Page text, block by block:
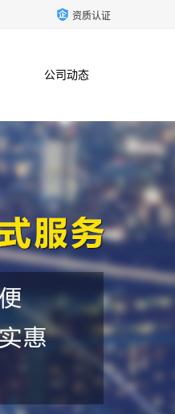
资质认证
公司动态